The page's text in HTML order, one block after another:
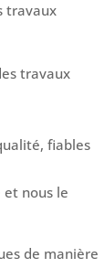
travaux
travaux
fiables
et nous le
de manière